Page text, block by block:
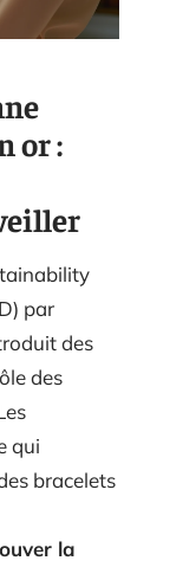
or :
par
des
des
qui
bracelets
la